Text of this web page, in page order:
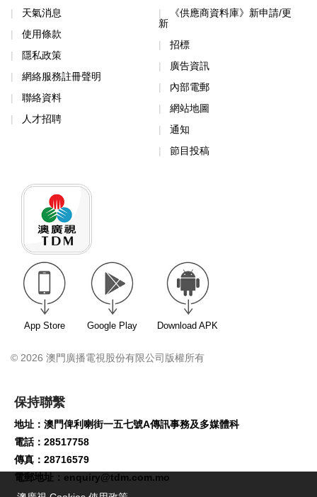
天氣消息
使用條款
隱私政策
網絡服務註冊聲明
聯絡資料
人才招聘
《供應商資料庫》新申請/更
新
招標
廣告資訊
內部電郵
網站地圖
通知
節目投稿
App Store Google Play Download APK
© 2026 澳門廣播電視股份有限公司版權所有
保持聯繫
地址：澳門俾利喇街一五七號A傳訊事務及多媒體科
電話：28517758
傳真：28716579
電郵地址： enquiry@tdm.com.mo